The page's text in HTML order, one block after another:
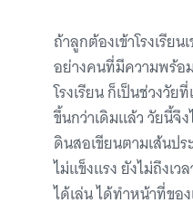
ถ้าลูกต้องเข้าโรงเรียน
อย่างคนที่มีความพร้อ
โรงเรียน ก็เป็นช่วงวัย
ขึ้นกว่าเดิมแล้ว วัยนี้จึง
ดินสอเขียนตามเส้นปร
ไม่แข็งแรง ยังไม่ถึงเ
ได้เล่น ได้ทำหน้าที่ขอ